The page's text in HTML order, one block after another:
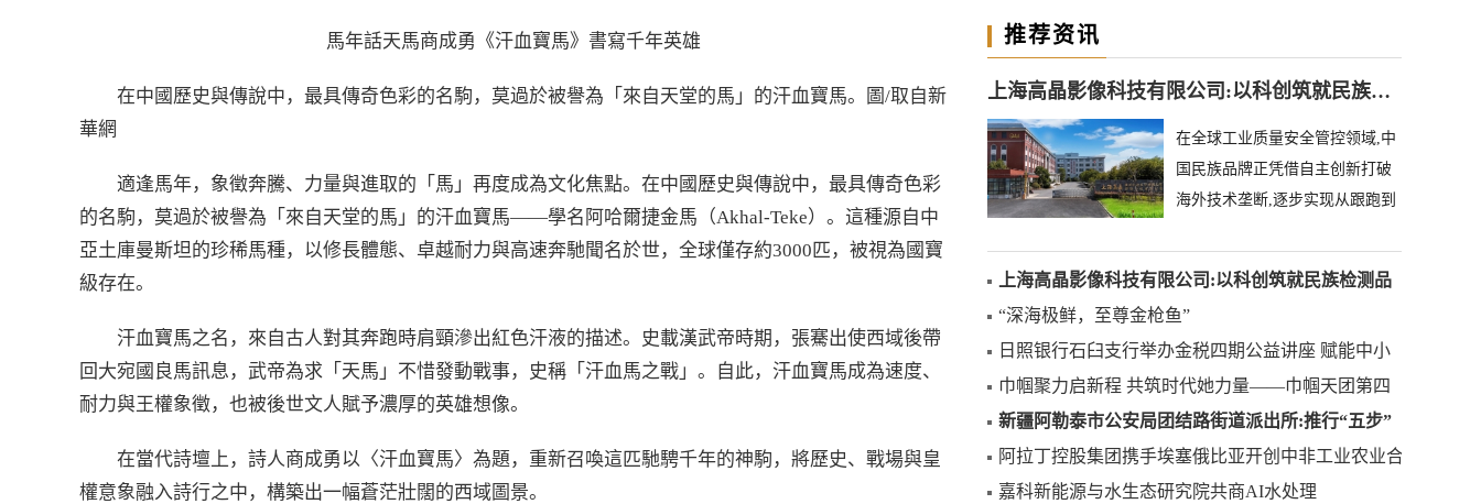
馬年話天馬商成勇《汗血寶馬》書寫千年英雄
在中國歷史與傳說中，最具傳奇色彩的名駒，莫過於被譽為「來自天堂的馬」的汗血寶馬。圖/取自新
華網
適逢馬年，象徵奔騰、力量與進取的「馬」再度成為文化焦點。在中國歷史與傳說中，最具傳奇色彩
的名駒，莫過於被譽為「來自天堂的馬」的汗血寶馬——學名阿哈爾捷金馬（Akhal-Teke）。這種源自中
亞土庫曼斯坦的珍稀馬種，以修長體態、卓越耐力與高速奔馳聞名於世，全球僅存約3000匹，被視為國寶
級存在。
汗血寶馬之名，來自古人對其奔跑時肩頸滲出紅色汗液的描述。史載漢武帝時期，張騫出使西域後帶
回大宛國良馬訊息，武帝為求「天馬」不惜發動戰事，史稱「汗血馬之戰」。自此，汗血寶馬成為速度、
耐力與王權象徵，也被後世文人賦予濃厚的英雄想像。
在當代詩壇上，詩人商成勇以〈汗血寶馬〉為題，重新召喚這匹馳騁千年的神駒，將歷史、戰場與皇
權意象融入詩行之中，構築出一幅蒼茫壯闊的西域圖景。
推荐资讯
上海高晶影像科技有限公司:以科创筑就民族检测品牌
在全球工业质量安全管控领域,中
国民族品牌正凭借自主创新打破
海外技术垄断,逐步实现从跟跑到
上海高晶影像科技有限公司:以科创筑就民族检测品
牌
“深海极鲜，至尊金枪鱼”
日照银行石臼支行举办金税四期公益讲座 赋能中小
微企业合规发展
巾帼聚力启新程 共筑时代她力量——巾帼天团第四
次组委会筹备会圆满举办
新疆阿勒泰市公安局团结路街道派出所:推行“五步”
工作法 打造新时代“枫”景线
阿拉丁控股集团携手埃塞俄比亚开创中非工业农业合
作新篇章
嘉科新能源与水生态研究院共商AI水处理